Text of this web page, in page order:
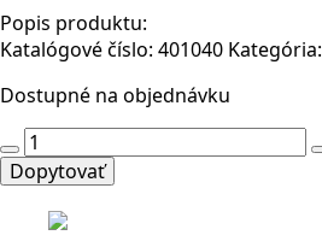
Popis produktu:
Katalógové číslo: 401040 Kategória:
Dostupné na objednávku
množstvo
ISP
112
Dopytovať